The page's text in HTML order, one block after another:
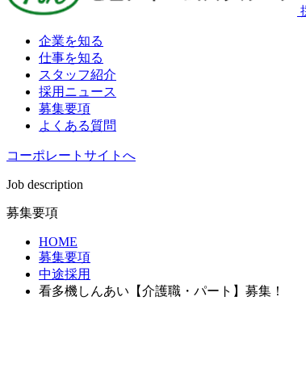
企業を知る
仕事を知る
スタッフ紹介
採用ニュース
募集要項
よくある質問
コーポレートサイトへ
Job description
募集要項
HOME
募集要項
中途採用
看多機しんあい【介護職・パート】募集！